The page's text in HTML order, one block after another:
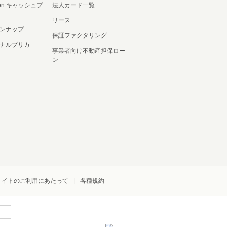
キャッシュプ
ナップ
ルプリカ
法人カード一覧
リース
保証ファクタリング
事業者向け不動産担保ロー
ン
イトのご利用にあたって 各種規約